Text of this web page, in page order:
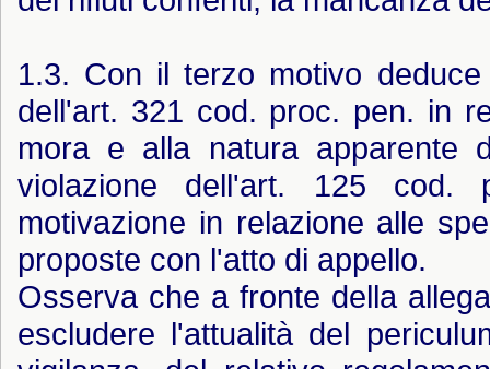
1.3. Con il terzo motivo
dell'art. 321 cod. proc. pen. in
mora e alla natura apparente
violazione dell'art. 125
motivazione in relazione alle
proposte con l'atto di appello.
Osserva che a fronte della
escludere l'attualità del